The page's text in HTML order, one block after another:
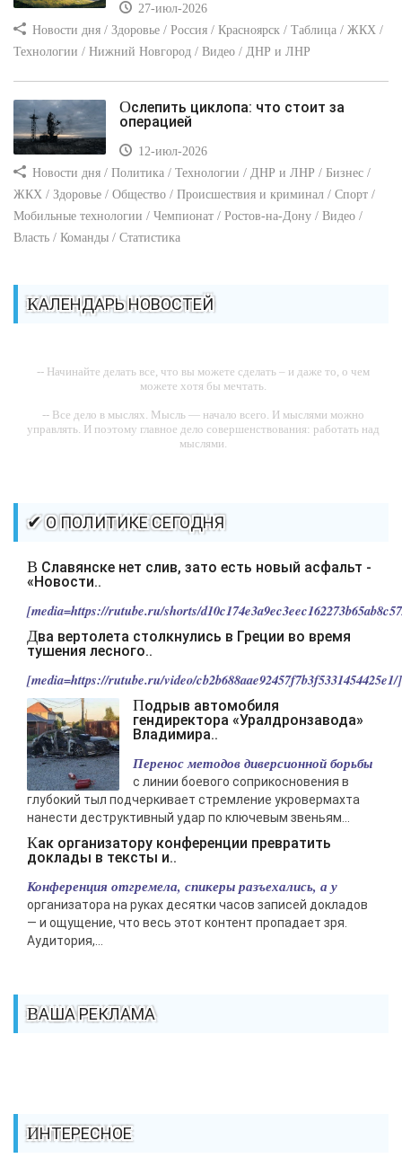
27-июл-2026
Новости дня / Здоровье / Россия / Красноярск / Таблица / ЖКХ /
Технологии / Нижний Новгород / Видео / ДНР и ЛНР
Ослепить циклопа: что стоит за
операцией
12-июл-2026
Новости дня / Политика / Технологии / ДНР и ЛНР / Бизнес /
ЖКХ / Здоровье / Общество / Происшествия и криминал / Спорт /
Мобильные технологии / Чемпионат / Ростов-на-Дону / Видео /
Власть / Команды / Статистика
КАЛЕНДАРЬ НОВОСТЕЙ
-- Начинайте делать все, что вы можете сделать – и даже то, о чем
можете хотя бы мечтать.
-- Все дело в мыслях. Мысль — начало всего. И мыслями можно
управлять. И поэтому главное дело совершенствования: работать над
мыслями.
-- Самое большое богатство — это ум. Самая большая нищета —
глупость. Из всех страхов самый пугающий — самолюбование.
-- Лучшее, что можно сделать с хорошим советом, это пропустить его
мимо ушей. Он никогда не бывает полезен никому, кроме того, кто его
-- Люблю давать советы и очень не люблю, когда их дают мне.
✔ О ПОЛИТИКЕ СЕГОДНЯ
В Славянске нет слив, зато есть новый асфальт -
«Новости..
[media=https://rutube.ru/shorts/
Два вертолета столкнулись в Греции во время
тушения лесного..
[media=https://rutube.ru/video/
Подрыв автомобиля
гендиректора «Уралдронзавода»
Владимира..
Перенос методов диверсионной борьбы
с линии боевого соприкосновения в
глубокий тыл подчеркивает стремление укровермахта
нанести деструктивный удар по ключевым звеньям...
Как организатору конференции превратить
доклады в тексты и..
Конференция отгремела, спикеры разъехались, а у
организатора на руках десятки часов записей докладов
— и ощущение, что весь этот контент пропадает зря.
Аудитория,...
ВАША РЕКЛАМА
ИНТЕРЕСНОЕ